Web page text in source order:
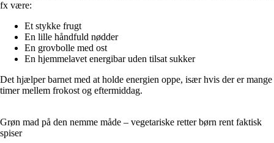
fx være:
Et stykke frugt
En lille håndfuld nødder
En grovbolle med ost
En hjemmelavet energibar uden tilsat sukker
Det hjælper barnet med at holde energien oppe, især hvis der er mange
timer mellem frokost og eftermiddag.
Grøn mad på den nemme måde – vegetariske retter børn rent faktisk
spiser